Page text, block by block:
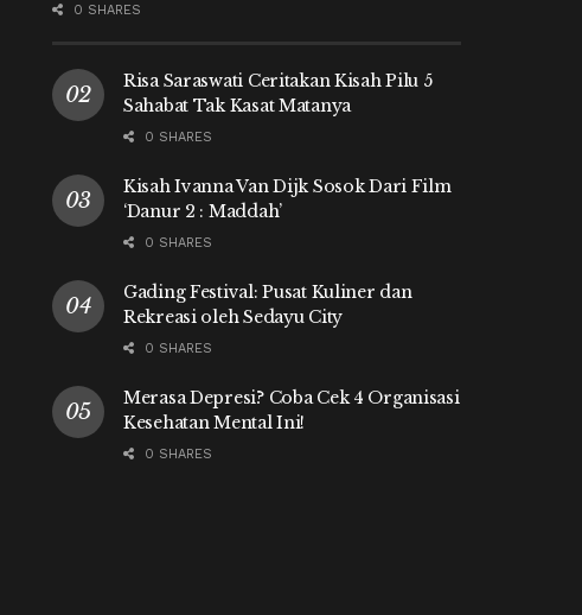
0 SHARES
Risa Saraswati Ceritakan Kisah Pilu 5
Sahabat Tak Kasat Matanya
0 SHARES
Kisah Ivanna Van Dijk Sosok Dari Film
‘Danur 2 : Maddah’
0 SHARES
Gading Festival: Pusat Kuliner dan
Rekreasi oleh Sedayu City
0 SHARES
Merasa Depresi? Coba Cek 4 Organisasi
Kesehatan Mental Ini!
0 SHARES